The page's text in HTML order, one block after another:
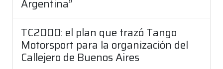
Argentina”
TC2000: el plan que trazó Tango
Motorsport para la organización del
Callejero de Buenos Aires